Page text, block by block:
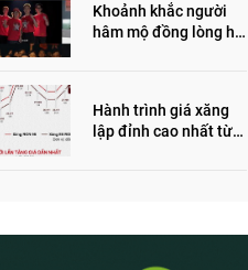
Khoảnh khắc người
hâm mộ đồng lòng hô
Hành trình giá xăng
lập đỉnh cao nhất từ